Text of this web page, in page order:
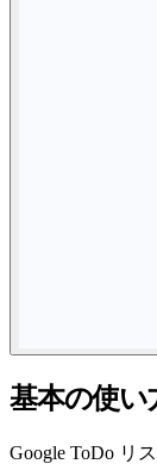
基本の使い
Google ToDo リ